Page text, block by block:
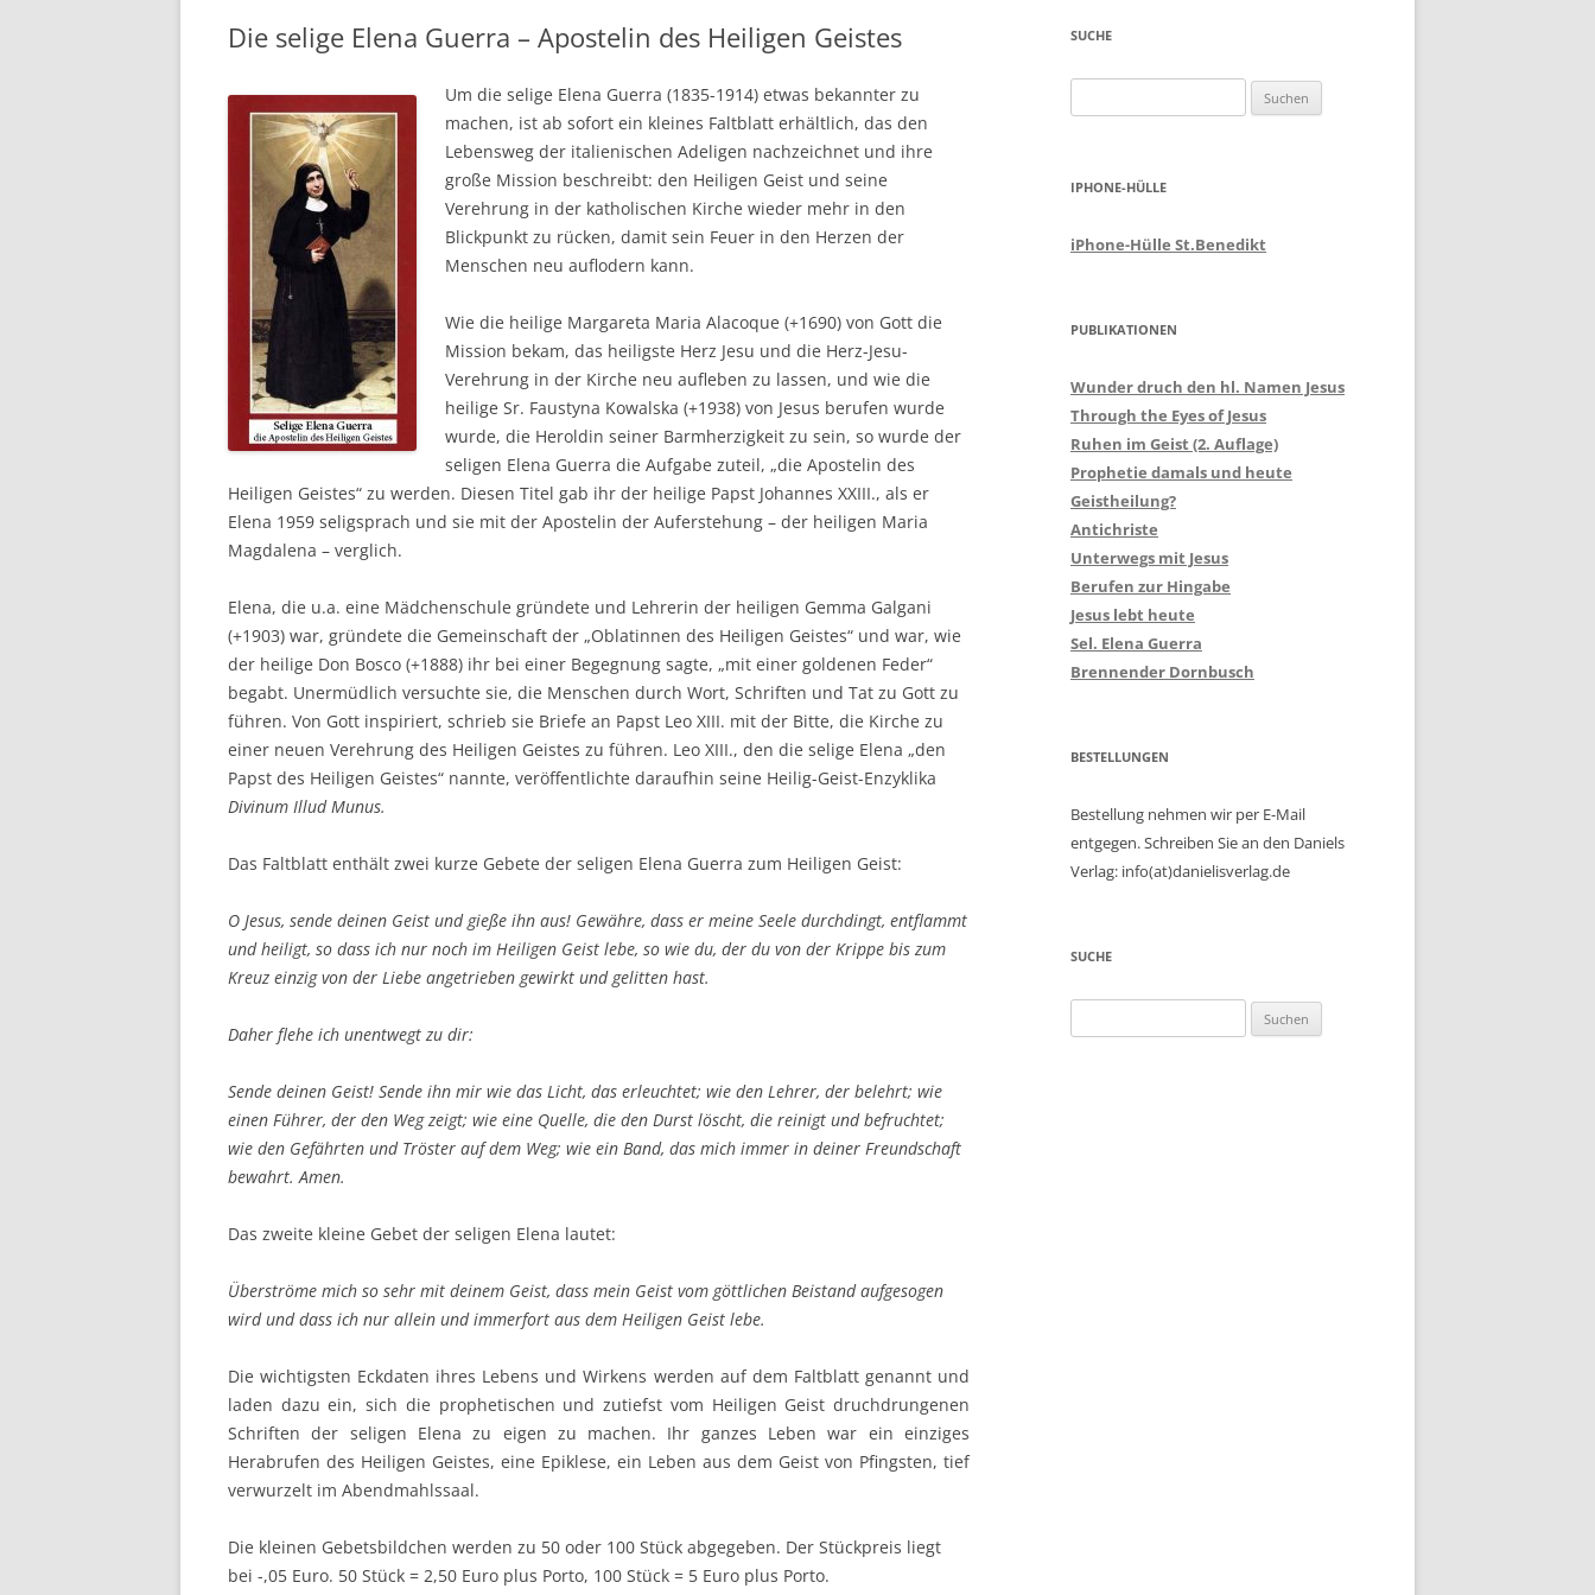
Die selige Elena Guerra – Apostelin des Heiligen Geistes
Um die selige Elena Guerra (1835-1914) etwas bekannter zu
machen, ist ab sofort ein kleines Faltblatt erhältlich, das den
Lebensweg der italienischen Adeligen nachzeichnet und ihre
große Mission beschreibt: den Heiligen Geist und seine
Verehrung in der katholischen Kirche wieder mehr in den
Blickpunkt zu rücken, damit sein Feuer in den Herzen der
Menschen neu auflodern kann.
Wie die heilige Margareta Maria Alacoque (+1690) von Gott die
Mission bekam, das heiligste Herz Jesu und die Herz-Jesu-
Verehrung in der Kirche neu aufleben zu lassen, und wie die
heilige Sr. Faustyna Kowalska (+1938) von Jesus berufen wurde
wurde, die Heroldin seiner Barmherzigkeit zu sein, so wurde der
seligen Elena Guerra die Aufgabe zuteil, „die Apostelin des
Heiligen Geistes“ zu werden. Diesen Titel gab ihr der heilige Papst Johannes XXIII., als er
Elena 1959 seligsprach und sie mit der Apostelin der Auferstehung – der heiligen Maria
Magdalena – verglich.
Elena, die u.a. eine Mädchenschule gründete und Lehrerin der heiligen Gemma Galgani
(+1903) war, gründete die Gemeinschaft der „Oblatinnen des Heiligen Geistes“ und war, wie
der heilige Don Bosco (+1888) ihr bei einer Begegnung sagte, „mit einer goldenen Feder“
begabt. Unermüdlich versuchte sie, die Menschen durch Wort, Schriften und Tat zu Gott zu
führen. Von Gott inspiriert, schrieb sie Briefe an Papst Leo XIII. mit der Bitte, die Kirche zu
einer neuen Verehrung des Heiligen Geistes zu führen. Leo XIII., den die selige Elena „den
Papst des Heiligen Geistes“ nannte, veröffentlichte daraufhin seine Heilig-Geist-Enzyklika
Divinum Illud Munus.
Das Faltblatt enthält zwei kurze Gebete der seligen Elena Guerra zum Heiligen Geist:
O Jesus, sende deinen Geist und gieße ihn aus! Gewähre, dass er meine Seele durchdingt, entflammt
und heiligt, so dass ich nur noch im Heiligen Geist lebe, so wie du, der du von der Krippe bis zum
Kreuz einzig von der Liebe angetrieben gewirkt und gelitten hast.
Daher flehe ich unentwegt zu dir:
Sende deinen Geist! Sende ihn mir wie das Licht, das erleuchtet; wie den Lehrer, der belehrt; wie
einen Führer, der den Weg zeigt; wie eine Quelle, die den Durst löscht, die reinigt und befruchtet;
wie den Gefährten und Tröster auf dem Weg; wie ein Band, das mich immer in deiner Freundschaft
bewahrt. Amen.
Das zweite kleine Gebet der seligen Elena lautet:
Überströme mich so sehr mit deinem Geist, dass mein Geist vom göttlichen Beistand aufgesogen
wird und dass ich nur allein und immerfort aus dem Heiligen Geist lebe.
Die wichtigsten Eckdaten ihres Lebens und Wirkens werden auf dem Faltblatt genannt und
laden dazu ein, sich die prophetischen und zutiefst vom Heiligen Geist druchdrungenen
Schriften der seligen Elena zu eigen zu machen. Ihr ganzes Leben war ein einziges
Herabrufen des Heiligen Geistes, eine Epiklese, ein Leben aus dem Geist von Pfingsten, tief
verwurzelt im Abendmahlssaal.
Die kleinen Gebetsbildchen werden zu 50 oder 100 Stück abgegeben. Der Stückpreis liegt
bei -,05 Euro. 50 Stück = 2,50 Euro plus Porto, 100 Stück = 5 Euro plus Porto.
SUCHE
nach:
IPHONE-HÜLLE
iPhone-Hülle St.Benedikt
PUBLIKATIONEN
Wunder druch den hl. Namen Jesus
Through the Eyes of Jesus
Ruhen im Geist (2. Auflage)
Prophetie damals und heute
Geistheilung?
Antichriste
Unterwegs mit Jesus
Berufen zur Hingabe
Jesus lebt heute
Sel. Elena Guerra
Brennender Dornbusch
BESTELLUNGEN
Bestellung nehmen wir per E-Mail
entgegen. Schreiben Sie an den Daniels
Verlag: info(at)danielisverlag.de
SUCHE
nach: